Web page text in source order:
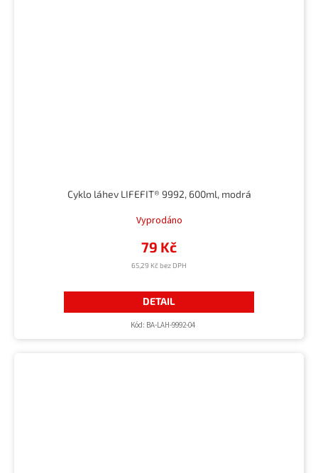
Cyklo láhev LIFEFIT® 9992, 600ml, modrá
Vyprodáno
65,29 Kč bez DPH
79 Kč
DETAIL
Kód: BA-LAH-9992-04